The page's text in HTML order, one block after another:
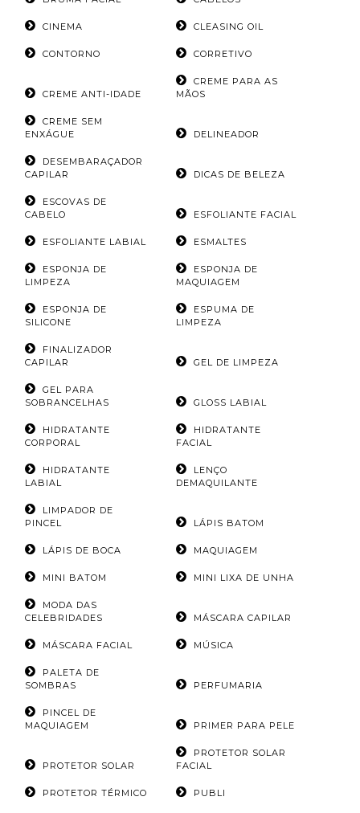
CINEMA CLEASING OIL
CONTORNO CORRETIVO
CREME ANTI-IDADE
CREME PARA AS
MÃOS
CREME SEM
ENXÁGUE
DELINEADOR
DESEMBARAÇADOR
CAPILAR
DICAS DE BELEZA
ESCOVAS DE
CABELO
ESFOLIANTE FACIAL
ESFOLIANTE LABIAL ESMALTES
ESPONJA DE
LIMPEZA
ESPONJA DE
MAQUIAGEM
ESPONJA DE
SILICONE
ESPUMA DE
LIMPEZA
FINALIZADOR
CAPILAR
GEL DE LIMPEZA
GEL PARA
SOBRANCELHAS
GLOSS LABIAL
HIDRATANTE
CORPORAL
HIDRATANTE
FACIAL
HIDRATANTE
LABIAL
LENÇO
DEMAQUILANTE
LIMPADOR DE
PINCEL
LÁPIS BATOM
LÁPIS DE BOCA MAQUIAGEM
MINI BATOM MINI LIXA DE UNHA
MODA DAS
CELEBRIDADES
MÁSCARA CAPILAR
MÁSCARA FACIAL MÚSICA
PALETA DE
SOMBRAS
PERFUMARIA
PINCEL DE
MAQUIAGEM
PRIMER PARA PELE
PROTETOR SOLAR
PROTETOR SOLAR
FACIAL
PROTETOR TÉRMICO PUBLI